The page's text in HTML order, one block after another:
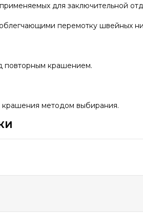
для заключительной
перемотку швейных
повторным крашением.
методом выбирания.